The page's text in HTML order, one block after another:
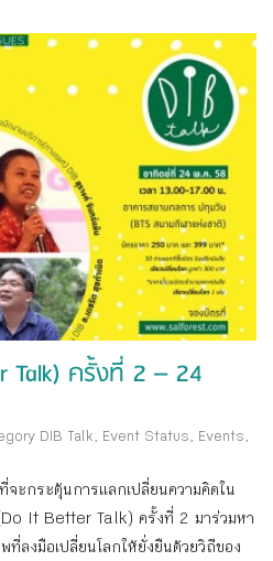
Talk) ครั้งที่ 2 – 24
DIB Talk, Event Status, Events,
จะกระตุ้นการแลกเปลี่ยนความคิดใน
It Better Talk) ครั้งที่ 2 มาร่วมหา
ลงมือเปลี่ยนโลกให้ยั่งยืนด้วยวิถีของ